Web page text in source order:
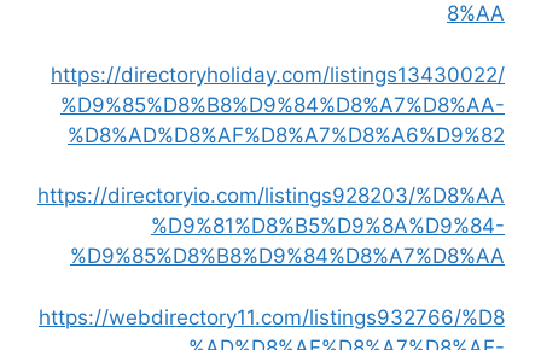
8%AA
https://directoryholiday.com/listings13430022/
%D9%85%D8%B8%D9%84%D8%A7%D8%AA-
%D8%AD%D8%AF%D8%A7%D8%A6%D9%82
https://directoryio.com/listings928203/%D8%AA
%D9%81%D8%B5%D9%8A%D9%84-
%D9%85%D8%B8%D9%84%D8%A7%D8%AA
https://webdirectory11.com/listings932766/%D8